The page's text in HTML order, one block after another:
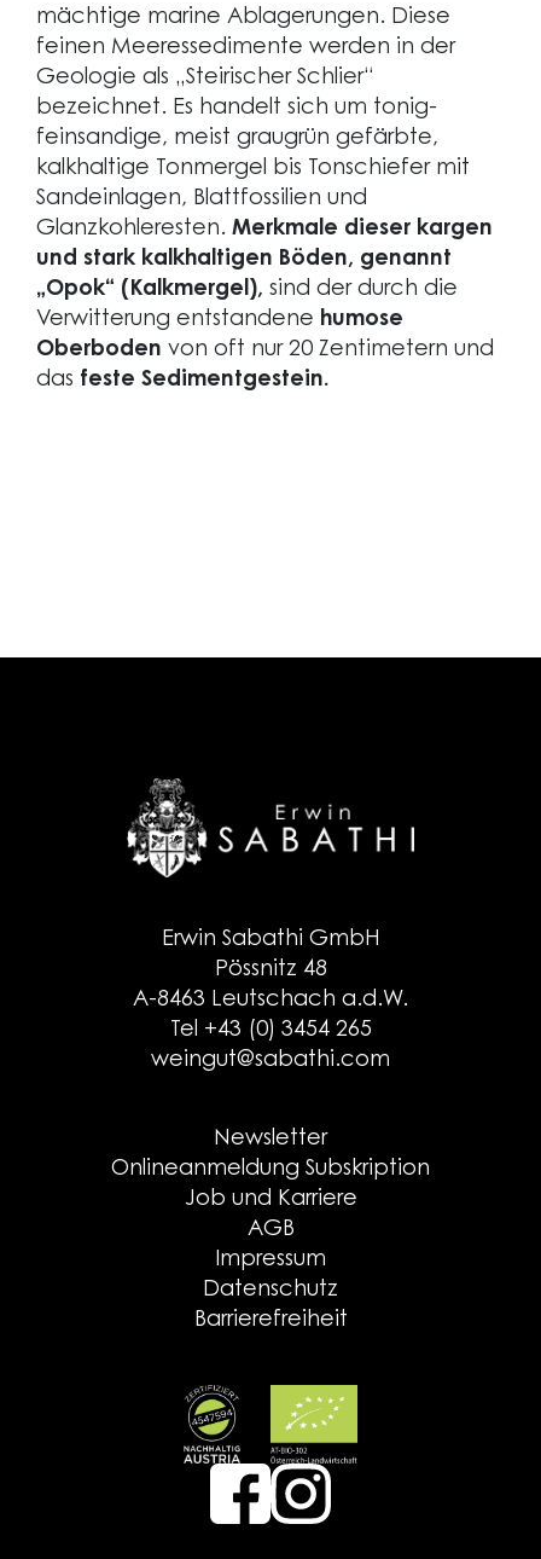
mächtige marine Ablagerungen. Diese
feinen Meeressedimente werden in der
Geologie als „Steirischer Schlier“
bezeichnet. Es handelt sich um tonig-
feinsandige, meist graugrün gefärbte,
kalkhaltige Tonmergel bis Tonschiefer mit
Sandeinlagen, Blattfossilien und
Glanzkohleresten. Merkmale dieser kargen
und stark kalkhaltigen Böden, genannt
„Opok“ (Kalkmergel), sind der durch die
Verwitterung entstandene humose
Oberboden von oft nur 20 Zentimetern und
das feste Sedimentgestein.
Erwin Sabathi GmbH
Pössnitz 48
A-8463 Leutschach a.d.W.
Tel +43 (0) 3454 265
weingut@sabathi.com
Newsletter
Onlineanmeldung Subskription
Job und Karriere
AGB
Impressum
Datenschutz
Barrierefreiheit